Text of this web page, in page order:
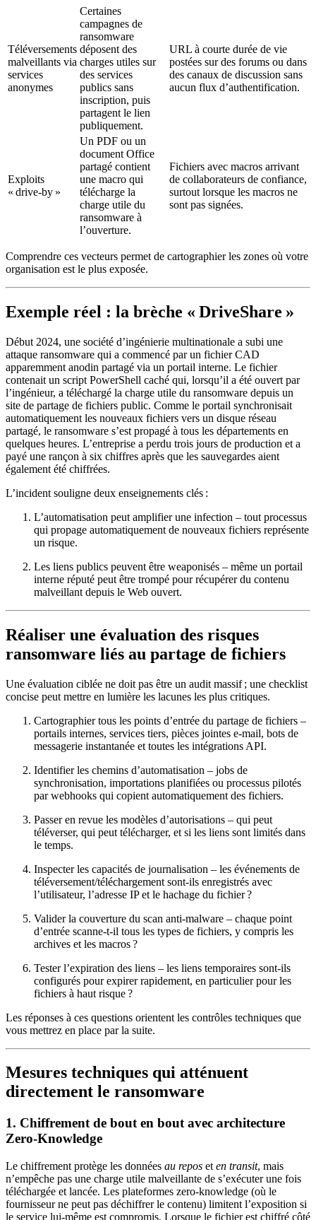
Téléversements
malveillants via
services
anonymes
Certaines
campagnes de
ransomware
déposent des
charges utiles sur
des services
publics sans
inscription, puis
partagent le lien
publiquement.
URL à courte durée de vie
postées sur des forums ou dans
des canaux de discussion sans
aucun flux d’authentification.
Exploits
« drive‑by »
Un PDF ou un
document Office
partagé contient
une macro qui
télécharge la
charge utile du
ransomware à
l’ouverture.
Fichiers avec macros arrivant
de collaborateurs de confiance,
surtout lorsque les macros ne
sont pas signées.
Comprendre ces vecteurs permet de cartographier les zones où votre
organisation est le plus exposée.
Exemple réel : la brèche « DriveShare »
Début 2024, une société d’ingénierie multinationale a subi une
attaque ransomware qui a commencé par un fichier CAD
apparemment anodin partagé via un portail interne. Le fichier
contenait un script PowerShell caché qui, lorsqu’il a été ouvert par
l’ingénieur, a téléchargé la charge utile du ransomware depuis un
site de partage de fichiers public. Comme le portail synchronisait
automatiquement les nouveaux fichiers vers un disque réseau
partagé, le ransomware s’est propagé à tous les départements en
quelques heures. L’entreprise a perdu trois jours de production et a
payé une rançon à six chiffres après que les sauvegardes aient
également été chiffrées.
L’incident souligne deux enseignements clés :
L’automatisation peut amplifier une infection – tout processus
qui propage automatiquement de nouveaux fichiers représente
un risque.
Les liens publics peuvent être weaponisés – même un portail
interne réputé peut être trompé pour récupérer du contenu
malveillant depuis le Web ouvert.
Réaliser une évaluation des risques
ransomware liés au partage de fichiers
Une évaluation ciblée ne doit pas être un audit massif ; une checklist
concise peut mettre en lumière les lacunes les plus critiques.
Cartographier tous les points d’entrée du partage de fichiers –
portails internes, services tiers, pièces jointes e‑mail, bots de
messagerie instantanée et toutes les intégrations API.
Identifier les chemins d’automatisation – jobs de
synchronisation, importations planifiées ou processus pilotés
par webhooks qui copient automatiquement des fichiers.
Passer en revue les modèles d’autorisations – qui peut
téléverser, qui peut télécharger, et si les liens sont limités dans
le temps.
Inspecter les capacités de journalisation – les événements de
téléversement/téléchargement sont‑ils enregistrés avec
l’utilisateur, l’adresse IP et le hachage du fichier ?
Valider la couverture du scan anti‑malware – chaque point
d’entrée scanne‑t‑il tous les types de fichiers, y compris les
archives et les macros ?
Tester l’expiration des liens – les liens temporaires sont‑ils
configurés pour expirer rapidement, en particulier pour les
fichiers à haut risque ?
Les réponses à ces questions orientent les contrôles techniques que
vous mettrez en place par la suite.
Mesures techniques qui atténuent
directement le ransomware
1. Chiffrement de bout en bout avec architecture
Zero‑Knowledge
Le chiffrement protège les données au repos et en transit, mais
n’empêche pas une charge utile malveillante de s’exécuter une fois
téléchargée et lancée. Les plateformes zero‑knowledge (où le
fournisseur ne peut pas déchiffrer le contenu) limitent l’exposition si
le service lui‑même est compromis. Lorsque le fichier est chiffré côté